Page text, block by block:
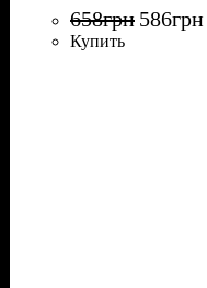
658грн 586грн
Купить